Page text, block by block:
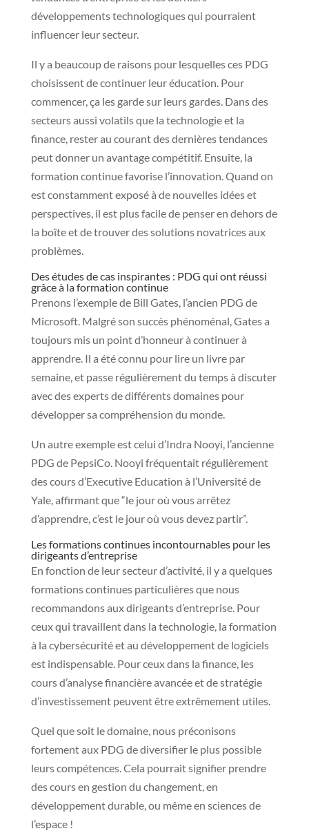
développements technologiques qui pourraient
influencer leur secteur.
Il y a beaucoup de raisons pour lesquelles ces PDG
choisissent de continuer leur éducation. Pour
commencer, ça les garde sur leurs gardes. Dans des
secteurs aussi volatils que la technologie et la
finance, rester au courant des dernières tendances
peut donner un avantage compétitif. Ensuite, la
formation continue favorise l’innovation. Quand on
est constamment exposé à de nouvelles idées et
perspectives, il est plus facile de penser en dehors de
la boîte et de trouver des solutions novatrices aux
problèmes.
Des études de cas inspirantes : PDG qui ont réussi
grâce à la formation continue
Prenons l’exemple de Bill Gates, l’ancien PDG de
Microsoft. Malgré son succès phénoménal, Gates a
toujours mis un point d’honneur à continuer à
apprendre. Il a été connu pour lire un livre par
semaine, et passe régulièrement du temps à discuter
avec des experts de différents domaines pour
développer sa compréhension du monde.
Un autre exemple est celui d’Indra Nooyi, l’ancienne
PDG de PepsiCo. Nooyi fréquentait régulièrement
des cours d’Executive Education à l’Université de
Yale, affirmant que “le jour où vous arrêtez
d’apprendre, c’est le jour où vous devez partir”.
Les formations continues incontournables pour les
dirigeants d’entreprise
En fonction de leur secteur d’activité, il y a quelques
formations continues particulières que nous
recommandons aux dirigeants d’entreprise. Pour
ceux qui travaillent dans la technologie, la formation
à la cybersécurité et au développement de logiciels
est indispensable. Pour ceux dans la finance, les
cours d’analyse financière avancée et de stratégie
d’investissement peuvent être extrêmement utiles.
Quel que soit le domaine, nous préconisons
fortement aux PDG de diversifier le plus possible
leurs compétences. Cela pourrait signifier prendre
des cours en gestion du changement, en
développement durable, ou même en sciences de
l’espace !